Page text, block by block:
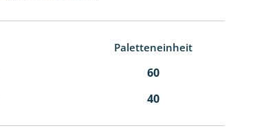
Paletteneinheit
60
40